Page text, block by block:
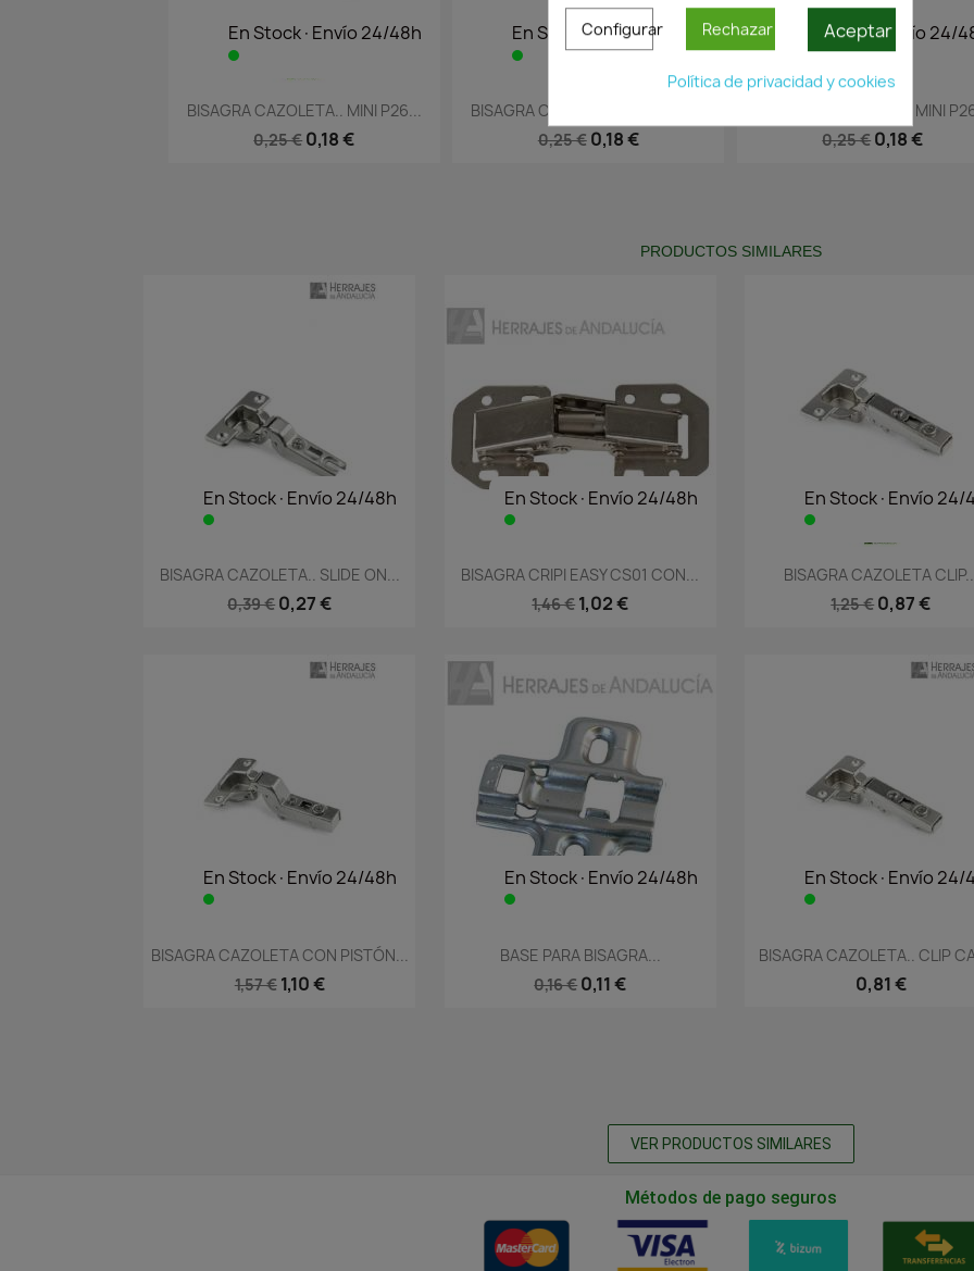
En Stock·Envío 24/48h
Vista rápida
BISAGRA CAZOLETA.. MINI P26...
0,25 € 0,18 €
En Stock·Envío 24/48h

BISAGRA CAZOLETA.. MINI P26...
0,25 € 0,18 €
En Stock·Envío 24/
Vista rápida
BISAGRA CAZOLETA.. MINI
0,25 € 0,18 €
PRODUCTOS SIMILARES
En Stock·Envío 24/48h
Vista rápida
BISAGRA CAZOLETA.. SLIDE ON...
0,39 € 0,27 €
En Stock·Envío 24/48h
Vista rápida
BISAGRA CRIPI EASY CS01 CON...
1,46 € 1,02 €
En Stock·Envío 24/
Vista rápida
BISAGRA CAZOLETA
1,25 € 0,87 €
En Stock·Envío 24/48h
Vista rápida
BISAGRA CAZOLETA CON PISTÓN...
1,57 € 1,10 €
En Stock·Envío 24/48h
 Vista rápida
BASE PARA BISAGRA...
0,16 € 0,11 €
En Stock·Envío 24/
Vista rápida
BISAGRA CAZOLETA.. CLIP
0,81 €
VER PRODUCTOS SIMILARES
Métodos de pago seguros
Configurar Rechazar Aceptar
Política de privacidad y cookies